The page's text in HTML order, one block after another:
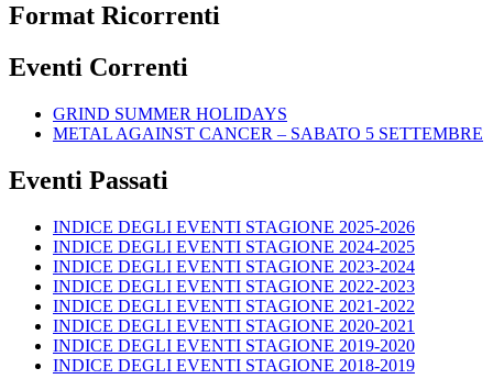
Format Ricorrenti
Eventi Correnti
GRIND SUMMER HOLIDAYS
METAL AGAINST CANCER – SABATO 5 SETTEMBRE
Eventi Passati
INDICE DEGLI EVENTI STAGIONE 2025-2026
INDICE DEGLI EVENTI STAGIONE 2024-2025
INDICE DEGLI EVENTI STAGIONE 2023-2024
INDICE DEGLI EVENTI STAGIONE 2022-2023
INDICE DEGLI EVENTI STAGIONE 2021-2022
INDICE DEGLI EVENTI STAGIONE 2020-2021
INDICE DEGLI EVENTI STAGIONE 2019-2020
INDICE DEGLI EVENTI STAGIONE 2018-2019